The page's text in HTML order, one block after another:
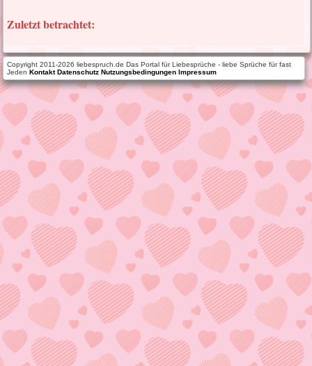
Zuletzt betrachtet:
Copyright 2011-2026 liebespruch.de Das Portal für Liebesprüche - liebe Sprüche für fast
JedenKontakt Datenschutz Nutzungsbedingungen Impressum